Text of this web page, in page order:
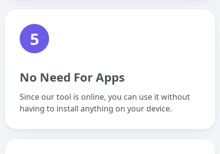
5
No Need For Apps
Since our tool is online, you can use it without
having to install anything on your device.